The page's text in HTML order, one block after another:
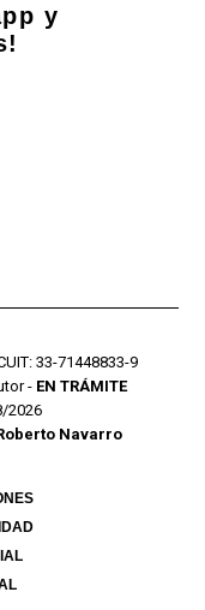
y
33-71448833-9
- EN TRÁMITE
2026
Navarro